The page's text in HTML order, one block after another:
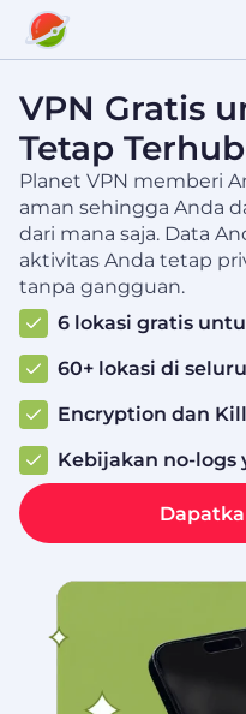
VPN Gratis
Tetap
Planet VPN memberi
aman sehingga Anda
dari mana saja. Data
aktivitas Anda tetap
tanpa gangguan.
6 lokasi gratis
60+ lokasi di
Encryption dan
Kebijakan no-logs